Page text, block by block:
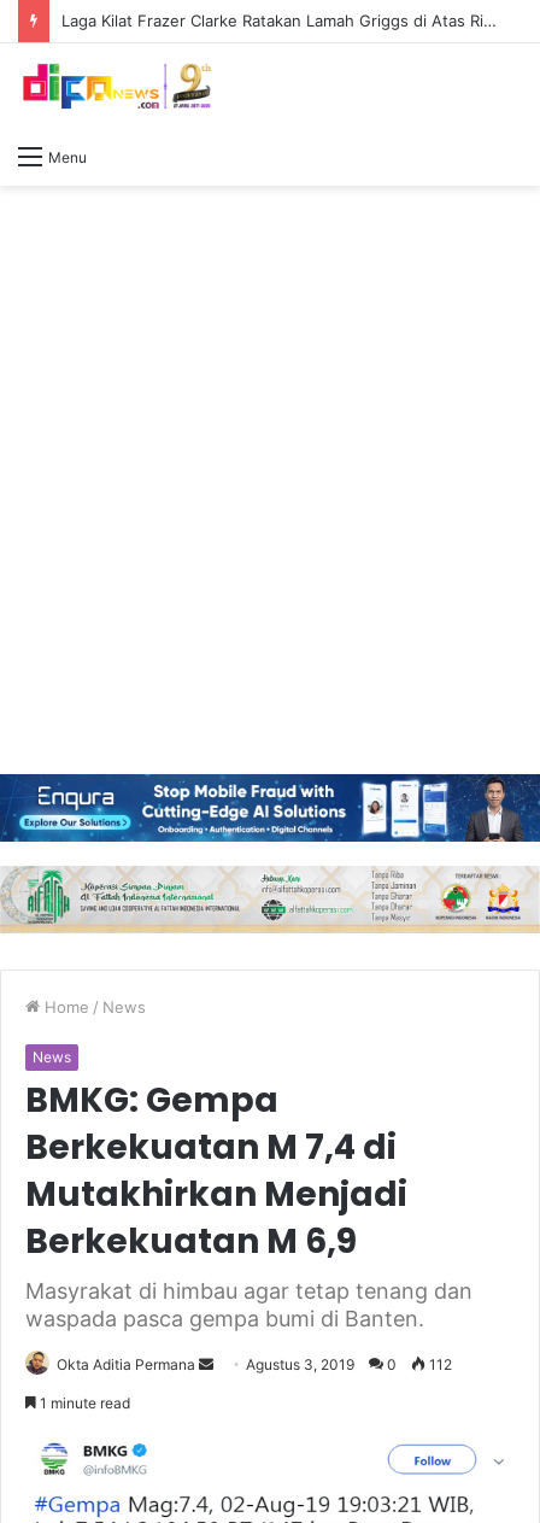
Laga Kilat Frazer Clarke Ratakan Lamah Griggs di Atas Ring First Direct Arena
Menu
Home / News
News
BMKG: Gempa
Berkekuatan M 7,4 di
Mutakhirkan Menjadi
Berkekuatan M 6,9
Masyrakat di himbau agar tetap tenang dan
waspada pasca gempa bumi di Banten.
Okta Aditia Permana
SendAgustus 3, 2019 0 112
1 minute read